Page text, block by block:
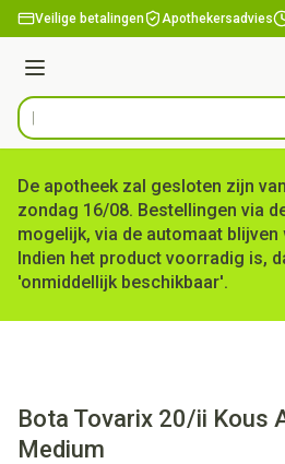
Ga naar de inhoud
Veilige betalingen Apothekersadvies
Menu
Product, merk, categorie...
De apotheek zal gesloten zijn
zondag 16/08. Bestellingen via
mogelijk, via de automaat
Indien het product voorradig is,
'onmiddellijk beschikbaar'.
Bota Tovarix 20/ii Kous
Medium